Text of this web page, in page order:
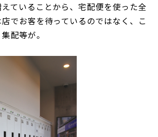
ていることから、宅配便を使った全
でお客を待っているのではなく、こ
配等が。